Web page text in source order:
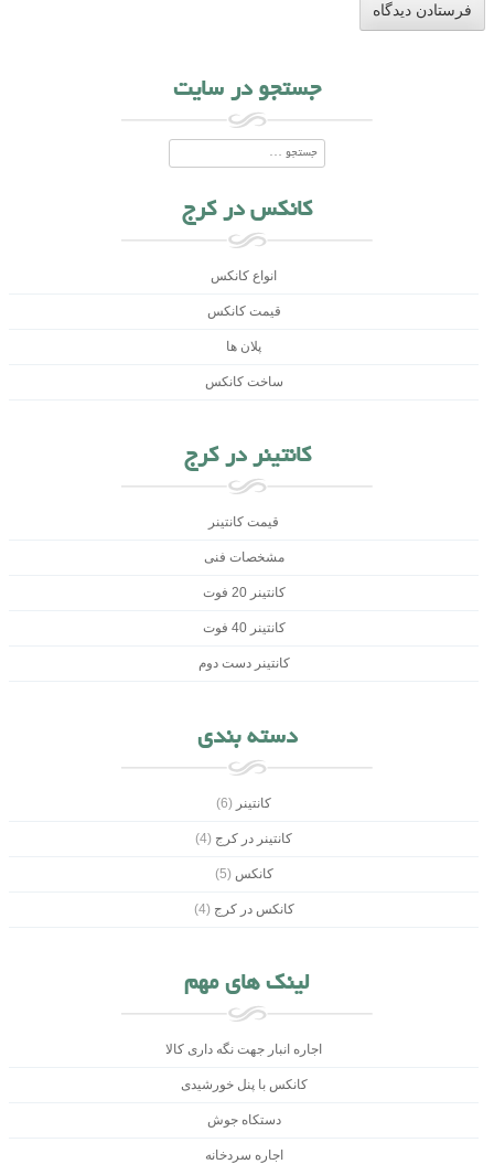
جستجو در سایت
جستجو
کانکس در کرج
انواع کانکس
قیمت کانکس
پلان ها
ساخت کانکس
کانتینر در کرج
قیمت کانتینر
مشخصات فنی
کانتینر 20 فوت
کانتینر 40 فوت
کانتینر دست دوم
دسته بندی
کانتینر (6)
کانتینر در کرج (4)
کانکس (5)
کانکس در کرج (4)
لینک های مهم
اجاره انبار جهت نگه داری کالا
کانکس با پنل خورشیدی
دستکاه جوش
اجاره سردخانه